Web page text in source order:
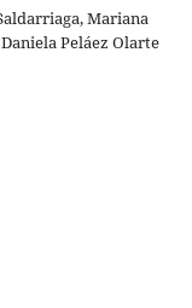
Mariana
Peláez Olarte